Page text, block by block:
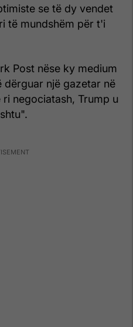
se të dy vendet
të mundshëm për t'i
Post nëse ky medium
një gazetar në
negociatash, Trump u